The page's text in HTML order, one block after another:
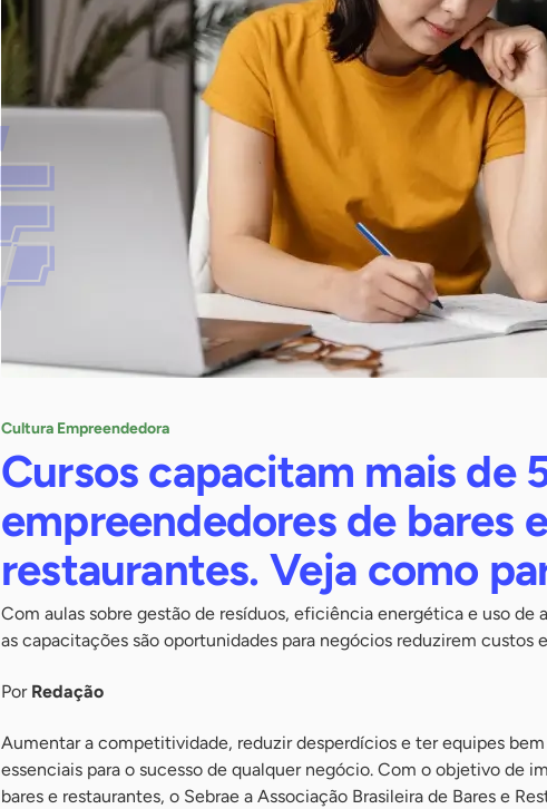
Cultura Empreendedora
Cursos capacitam mais de
empreendedores de bares
restaurantes. Veja como
Com aulas sobre gestão de resíduos, eficiência energética e uso de
as capacitações são oportunidades para negócios reduzirem custos
Por Redação
Aumentar a competitividade, reduzir desperdícios e ter equipes
essenciais para o sucesso de qualquer negócio. Com o objetivo de
bares e restaurantes, o Sebrae a Associação Brasileira de Bares e